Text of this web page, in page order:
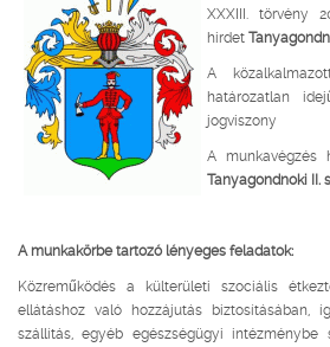
XXXIII. törvény
hirdet
A
határozatlan
jogviszony
A munkavégzés
Tanyagondnoki II.
A munkakörbe tartozó lényeges feladatok:
Közreműködés a külterületi szociális
ellátáshoz való hozzájutás biztosításában,
szállítás, egyéb egészségügyi intézménybe